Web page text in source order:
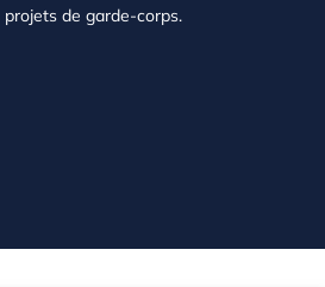
de garde-corps.